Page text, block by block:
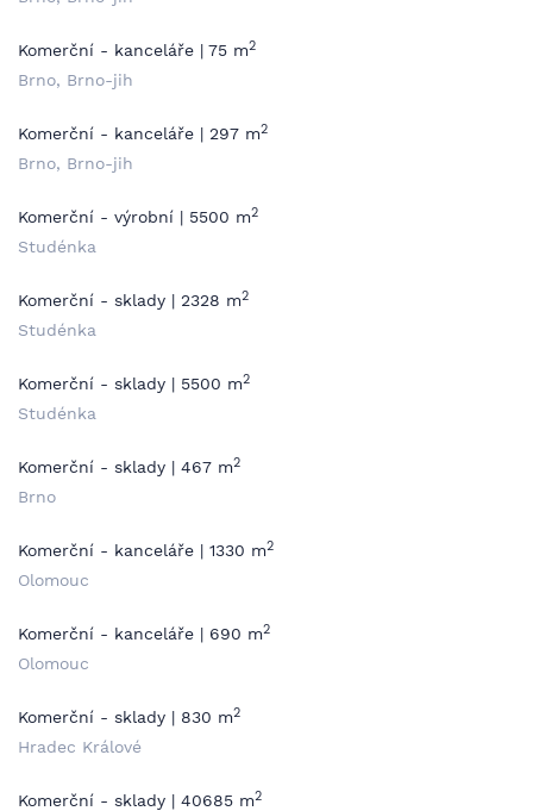
Komerční - kanceláře | 75 m2
Brno, Brno-jih
Komerční - kanceláře | 297 m2
Brno, Brno-jih
Komerční - výrobní | 5500 m2
Studénka
Komerční - sklady | 2328 m2
Studénka
Komerční - sklady | 5500 m2
Studénka
Komerční - sklady | 467 m2
Brno
Komerční - kanceláře | 1330 m2
Olomouc
Komerční - kanceláře | 690 m2
Olomouc
Komerční - sklady | 830 m2
Hradec Králové
Komerční - sklady | 40685 m2